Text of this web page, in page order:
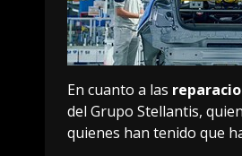
En cuanto a las
del Grupo Stellantis,
quienes han tenido que